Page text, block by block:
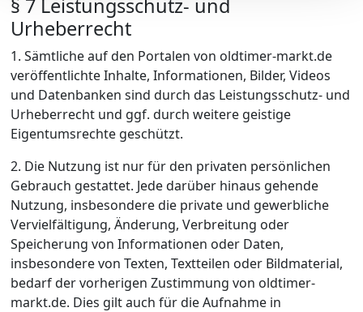
§ 7 Leistungsschutz- und
Urheberrecht
1. Sämtliche auf den Portalen von oldtimer-markt.de
veröffentlichte Inhalte, Informationen, Bilder, Videos
und Datenbanken sind durch das Leistungsschutz- und
Urheberrecht und ggf. durch weitere geistige
Eigentumsrechte geschützt.
2. Die Nutzung ist nur für den privaten persönlichen
Gebrauch gestattet. Jede darüber hinaus gehende
Nutzung, insbesondere die private und gewerbliche
Vervielfältigung, Änderung, Verbreitung oder
Speicherung von Informationen oder Daten,
insbesondere von Texten, Textteilen oder Bildmaterial,
bedarf der vorherigen Zustimmung von oldtimer-
markt.de. Dies gilt auch für die Aufnahme in